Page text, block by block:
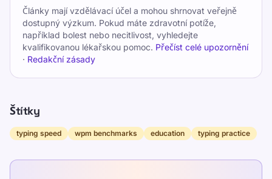
Články mají vzdělávací účel a mohou shrnovat veřejně
dostupný výzkum. Pokud máte zdravotní potíže,
například bolest nebo necitlivost, vyhledejte
kvalifikovanou lékařskou pomoc. Přečíst celé upozornění
· Redakční zásady
Štítky
typing speed wpm benchmarks education typing practice